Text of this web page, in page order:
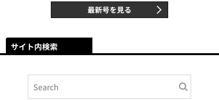
最新号を見る
サイト内検索